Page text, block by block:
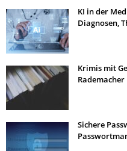
KI in der
Diagnosen,
Krimis mit
Rademacher
Sichere